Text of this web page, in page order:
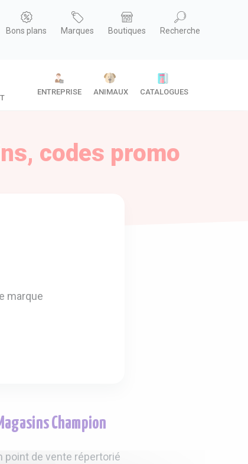
Bons plans Marques Boutiques Recherche
ENTREPRISE ANIMAUX CATALOGUES
codes promo
marque
Champion
point de vente répertorié